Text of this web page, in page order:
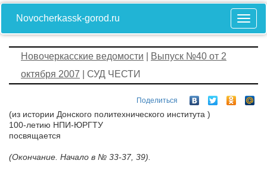
Novocherkassk-gorod.ru
Новочеркасские ведомости
Выпуск №40 от 2
октября 2007 | СУД ЧЕСТИ
Поделиться
(из истории Донского политехнического института )
100-летию НПИ-ЮРГТУ
посвящается
(Окончание. Начало в № 33-37, 39).